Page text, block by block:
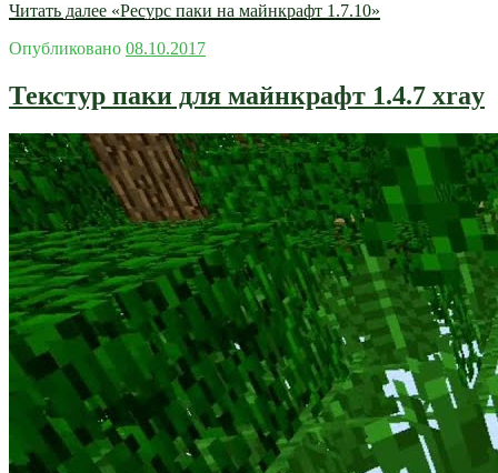
Читать далее «Ресурс паки на майнкрафт 1.7.10»
Опубликовано 08.10.2017
Текстур паки для майнкрафт 1.4.7 xray